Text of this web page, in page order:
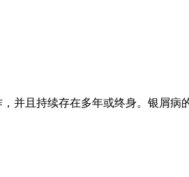
并且持续存在多年或终身。银屑病